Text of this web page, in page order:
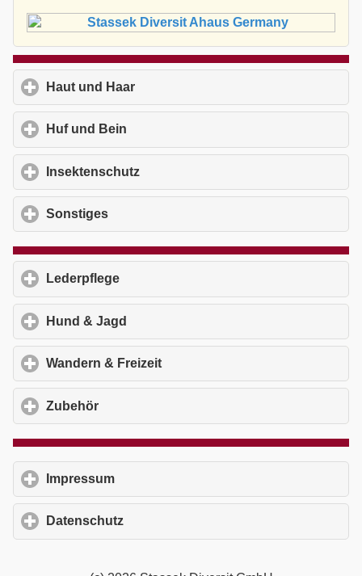
Haut und Haar
Huf und Bein
Insektenschutz
Sonstiges
Lederpflege
Hund & Jagd
Wandern & Freizeit
Zubehör
Impressum
Datenschutz